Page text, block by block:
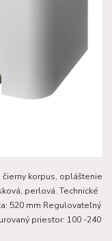
korpus, opláštenie
perlová. Technické
520 mm Regulovateľný
priestor: 100 -240